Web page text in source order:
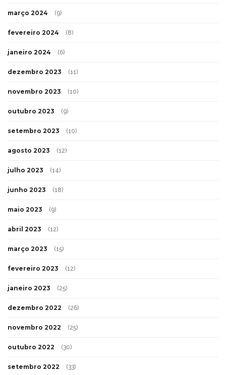
março 2024 (9)
fevereiro 2024 (8)
janeiro 2024 (6)
dezembro 2023 (11)
novembro 2023 (10)
outubro 2023 (9)
setembro 2023 (10)
agosto 2023 (12)
julho 2023 (14)
junho 2023 (18)
maio 2023 (9)
abril 2023 (12)
março 2023 (15)
fevereiro 2023 (12)
janeiro 2023 (25)
dezembro 2022 (26)
novembro 2022 (25)
outubro 2022 (30)
setembro 2022 (33)